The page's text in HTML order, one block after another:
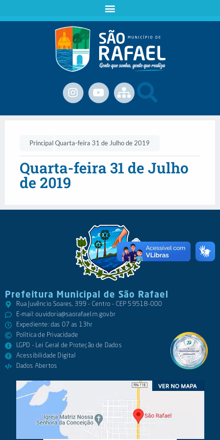
PrincipalQuarta-feira 31 de Julho de 2019
Quarta-feira 31 de Julho
de 2019
Prefeitura Municipal de São Rafael
Rua Juvêncio Soares, 399 - Centro - CEP 59518-000
E-mail:ouvidoria@saorafael.rn.gov.br
Expediente: das 07 as 13hr
Política de Privacidade
LGPD - Lei Geral de Proteção de Dados
Acessibilidade Digital
Dados Abertos